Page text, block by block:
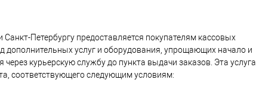
Петербургу предоставляется покупателям кассовых
дополнительных услуг и оборудования, упрощающих начало и
через курьерскую службу до пункта выдачи заказов. Эта услуга
соответствующего следующим условиям: